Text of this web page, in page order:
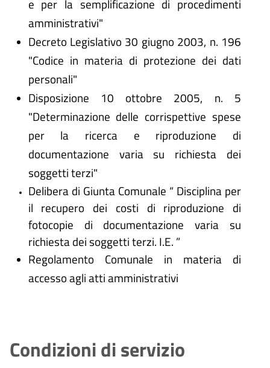
e per la semplificazione di procedimenti
amministrativi"
Decreto Legislativo 30 giugno 2003, n. 196
"Codice in materia di protezione dei dati
personali"
Disposizione 10 ottobre 2005, n. 5
"Determinazione delle corrispettive spese
per la ricerca e riproduzione di
documentazione varia su richiesta dei
soggetti terzi"
Delibera di Giunta Comunale “ Disciplina per
il recupero dei costi di riproduzione di
fotocopie di documentazione varia su
richiesta dei soggetti terzi. I.E. ”
Regolamento Comunale in materia di
accesso agli atti amministrativi
Condizioni di servizio